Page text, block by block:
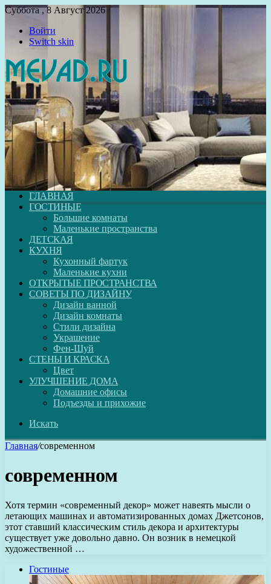
Суббота , 8 Август 2026
Войти
Switch skin
ГЛАВНАЯ
ГОСТИНЫЕ
Большие комнаты
Маленькие пространства
ДЕТСКАЯ
КУХНЯ
Кухонный фартук
Маленькие кухни
ОТКРЫТЫЕ ПРОСТРАНСТВА
СОВЕТЫ ПО ДИЗАЙНУ
Дизайн ванной
Дизайн комнаты
Стили дизайна
Украшение
Фен-Шуй
СТЕНЫ И КРАСКА
Цвет
УЛУЧШЕНИЕ ДОМА
Домашние офисы
Подъезды и прихожие
Искать
Главная/современном
современном
Хотя термин «современный декор» может навеять мысли о
летающих машинах и автоматизированных домах Джетсонов,
этот ставший классическим стиль декора и архитектуры
существует уже довольно давно. Он возник в немецкой
художественной …
Гостиные